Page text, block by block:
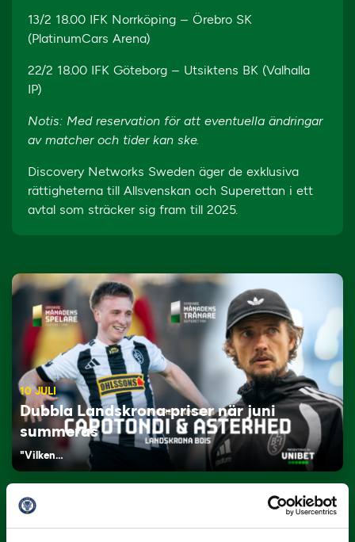
13/2 18.00 IFK Norrköping – Örebro SK
(PlatinumCars Arena)
22/2 18.00 IFK Göteborg – Utsiktens BK (Valhalla
IP)
Notis: Med reservation för att eventuella ändringar
av matcher och tider kan ske.
Discovery Networks Sweden äger de exklusiva
rättigheterna till Allsvenskan och Superettan i ett
avtal som sträcker sig fram till 2025.
10 JULI
Dubbla Landskrona-priser när juni
summeras
"Vilken…